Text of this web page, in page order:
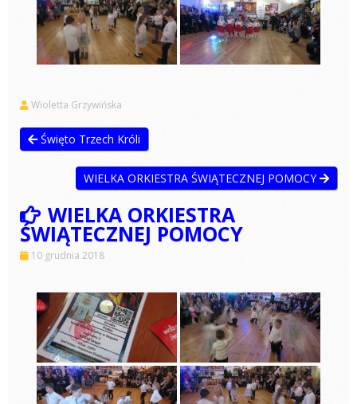
Wioletta Grzywińska
Święto Trzech Króli
WIELKA ORKIESTRA ŚWIĄTECZNEJ POMOCY
WIELKA ORKIESTRA
ŚWIĄTECZNEJ POMOCY
10 grudnia 2018